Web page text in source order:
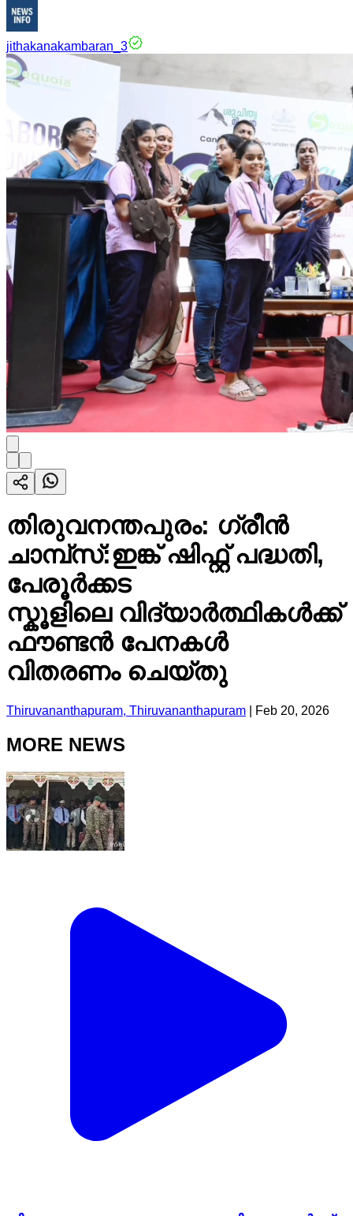
jithakanakambaran_3
തിരുവനന്തപുരം: ഗ്രീന്‍
ചാമ്പ്സ്:ഇങ്ക് ഷിഫ്റ്റ് പദ്ധതി,
പേരൂർക്കട
സ്കൂളിലെ വിദ്യാർത്ഥികൾക്ക്
ഫൗണ്ടന്‍ പേനകൾ
വിതരണം ചെയ്തു
Thiruvananthapuram, Thiruvananthapuram Feb 20, 2026
MORE NEWS